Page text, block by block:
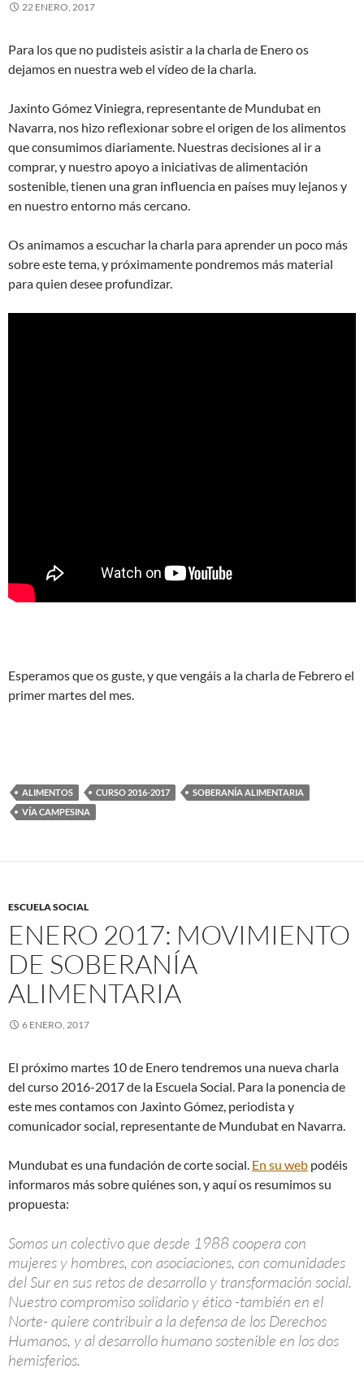
22 ENERO, 2017
Para los que no pudisteis asistir a la charla de Enero os
dejamos en nuestra web el vídeo de la charla.
Jaxinto Gómez Viniegra, representante de Mundubat en
Navarra, nos hizo reflexionar sobre el origen de los alimentos
que consumimos diariamente. Nuestras decisiones al ir a
comprar, y nuestro apoyo a iniciativas de alimentación
sostenible, tienen una gran influencia en países muy lejanos y
en nuestro entorno más cercano.
Os animamos a escuchar la charla para aprender un poco más
sobre este tema, y próximamente pondremos más material
para quien desee profundizar.
Esperamos que os guste, y que vengáis a la charla de Febrero el
primer martes del mes.
ALIMENTOS CURSO 2016-2017
SOBERANÍA ALIMENTARIA
VÍA CAMPESINA
ESCUELA SOCIAL
ENERO 2017: MOVIMIENTO
DE SOBERANÍA
ALIMENTARIA
6 ENERO, 2017
El próximo martes 10 de Enero tendremos una nueva charla
del curso 2016-2017 de la Escuela Social. Para la ponencia de
este mes contamos con Jaxinto Gómez, periodista y
comunicador social, representante de Mundubat en Navarra.
Mundubat es una fundación de corte social. En su web podéis
informaros más sobre quiénes son, y aquí os resumimos su
propuesta:
Somos un colectivo que desde 1988 coopera con
mujeres y hombres, con asociaciones, con comunidades
del Sur en sus retos de desarrollo y transformación social.
Nuestro compromiso solidario y ético -también en el
Norte- quiere contribuir a la defensa de los Derechos
Humanos, y al desarrollo humano sostenible en los dos
hemisferios.